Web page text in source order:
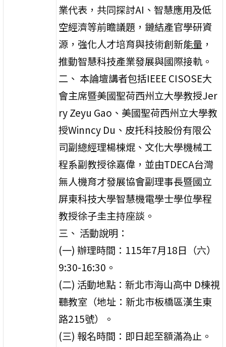
業代表，共同探討AI、智慧應用及低
空經濟等前瞻議題，鏈結產官學研資
源，強化人才培育與技術創新能量，
推動智慧科技產業發展與國際接軌。
二、 本論壇講者包括IEEE CISOSE大
會主席暨美國聖荷西州立大學教授Jer
ry Zeyu Gao、美國聖荷西州立大學教
授Winncy Du、皮托科技股份有限公
司副總經理楊棟焜、文化大學機械工
程系副教授徐嘉偉，並由TDECA台灣
無人機育才發展協會副理事長暨國立
屏東科技大學智慧機電學士學位學程
教授徐子圭主持座談。
三、 活動說明：
(一) 辦理時間：115年7月18日（六）
9:30-16:30。
(二) 活動地點：新北市海山高中 D棟視
聽教室（地址：新北市板橋區漢生東
路215號）。
(三) 報名時間：即日起至額滿為止。